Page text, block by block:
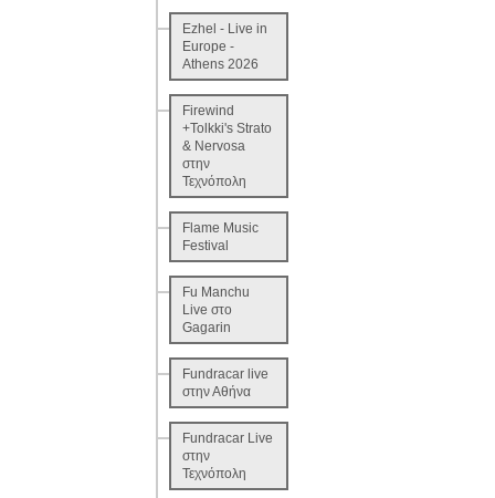
Ezhel - Live in
Europe -
Athens 2026
Firewind
+Tolkki's Strato
& Nervosa
στην
Τεχνόπολη
Flame Music
Festival
Fu Manchu
Live στο
Gagarin
Fundracar live
στην Αθήνα
Fundracar Live
στην
Τεχνόπολη